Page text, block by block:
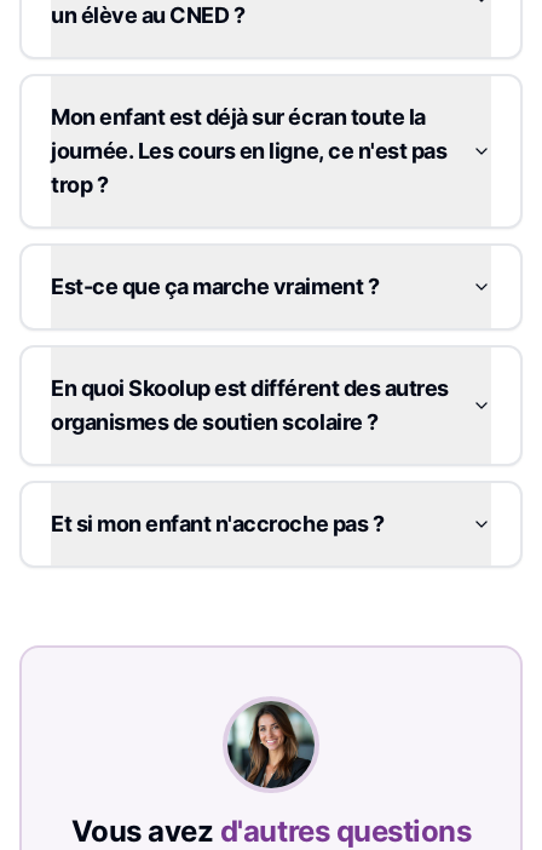
un élève au CNED ?
Mon enfant est déjà sur écran toute la
journée. Les cours en ligne, ce n'est pas
trop ?
Est-ce que ça marche vraiment ?
En quoi Skoolup est différent des autres
organismes de soutien scolaire ?
Et si mon enfant n'accroche pas ?
Vous avez d'autres questions